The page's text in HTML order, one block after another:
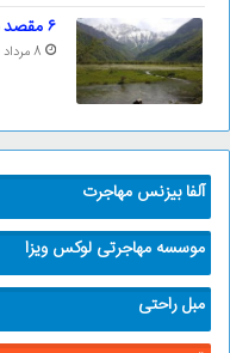
۶ مقصد بکر و خنک اطراف تهران
8 مرداد 1405
آلفا بیزنس مهاجرت
موسسه مهاجرتی لوکس ویزا
مبل راحتی